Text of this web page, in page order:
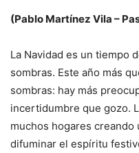
(Pablo Martínez Vila –
La Navidad es un tiempo
sombras. Este año más
sombras: hay más
incertidumbre que gozo.
muchos hogares creando
difuminar el espíritu